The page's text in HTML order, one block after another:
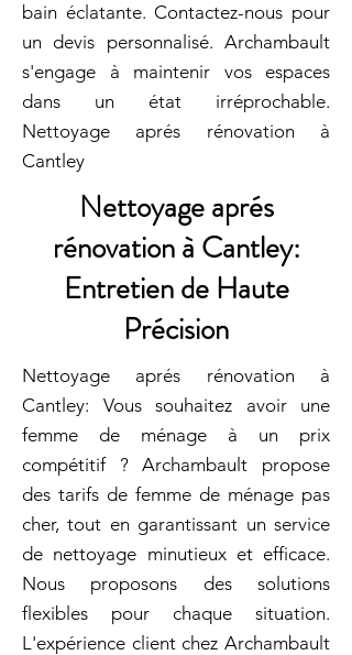
bain éclatante. Contactez-nous pour
un devis personnalisé. Archambault
s'engage à maintenir vos espaces
dans un état irréprochable.
Nettoyage aprés rénovation à
Cantley
Nettoyage aprés
rénovation à Cantley:
Entretien de Haute
Précision
Nettoyage aprés rénovation à
Cantley: Vous souhaitez avoir une
femme de ménage à un prix
compétitif ? Archambault propose
des tarifs de femme de ménage pas
cher, tout en garantissant un service
de nettoyage minutieux et efficace.
Nous proposons des solutions
flexibles pour chaque situation.
L'expérience client chez Archambault